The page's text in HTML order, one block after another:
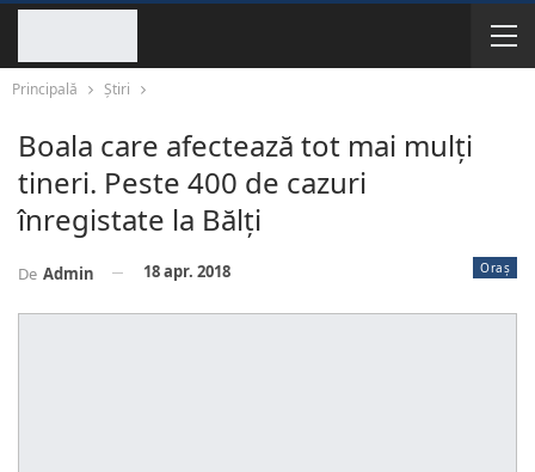
Principală Știri
Boala care afectează tot mai mulţi
tineri. Peste 400 de cazuri
înregistate la Bălţi
Oraș
De Admin 18 apr. 2018